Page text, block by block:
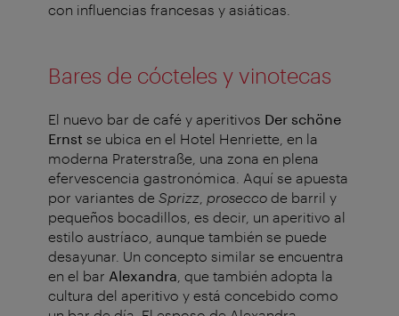
con influencias francesas y asiáticas.
Bares de cócteles y vinotecas
El nuevo bar de café y aperitivos Der schöne
Ernst se ubica en el Hotel Henriette, en la
moderna Praterstraße, una zona en plena
efervescencia gastronómica. Aquí se apuesta
por variantes de Sprizz prosecco de barril y
pequeños bocadillos, es decir, un aperitivo al
estilo austríaco, aunque también se puede
desayunar. Un concepto similar se encuentra
en el bar Alexandra , que también adopta la
cultura del aperitivo y está concebido como